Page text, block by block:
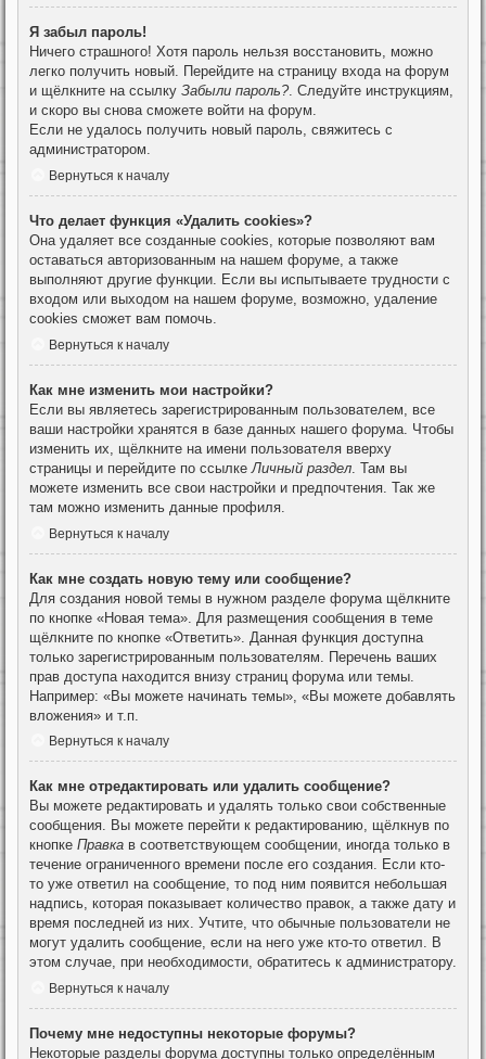
Я забыл пароль!
Ничего страшного! Хотя пароль нельзя восстановить, можно
легко получить новый. Перейдите на страницу входа на форум
и щёлкните на ссылку Забыли пароль?. Следуйте инструкциям,
и скоро вы снова сможете войти на форум.
Если не удалось получить новый пароль, свяжитесь с
администратором.
Вернуться к началу
Что делает функция «Удалить cookies»?
Она удаляет все созданные cookies, которые позволяют вам
оставаться авторизованным на нашем форуме, а также
выполняют другие функции. Если вы испытываете трудности с
входом или выходом на нашем форуме, возможно, удаление
cookies сможет вам помочь.
Вернуться к началу
Как мне изменить мои настройки?
Если вы являетесь зарегистрированным пользователем, все
ваши настройки хранятся в базе данных нашего форума. Чтобы
изменить их, щёлкните на имени пользователя вверху
страницы и перейдите по ссылке Личный раздел . Там вы
можете изменить все свои настройки и предпочтения. Так же
там можно изменить данные профиля.
Вернуться к началу
Как мне создать новую тему или сообщение?
Для создания новой темы в нужном разделе форума щёлкните
по кнопке «Новая тема». Для размещения сообщения в теме
щёлкните по кнопке «Ответить». Данная функция доступна
только зарегистрированным пользователям. Перечень ваших
прав доступа находится внизу страниц форума или темы.
Например: «Вы можете начинать темы», «Вы можете добавлять
вложения» и т.п.
Вернуться к началу
Как мне отредактировать или удалить сообщение?
Вы можете редактировать и удалять только свои собственные
сообщения. Вы можете перейти к редактированию, щёлкнув по
кнопке Правка в соответствующем сообщении, иногда только в
течение ограниченного времени после его создания. Если кто-
то уже ответил на сообщение, то под ним появится небольшая
надпись, которая показывает количество правок, а также дату и
время последней из них. Учтите, что обычные пользователи не
могут удалить сообщение, если на него уже кто-то ответил. В
этом случае, при необходимости, обратитесь к администратору.
Вернуться к началу
Почему мне недоступны некоторые форумы?
Некоторые разделы форума доступны только определённым